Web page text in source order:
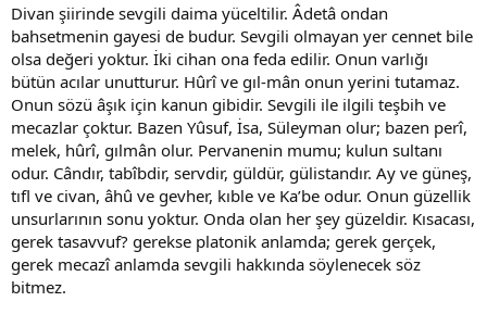
Divan şiirinde sevgili daima yüceltilir. Âdetâ ondan
bahsetmenin gayesi de budur. Sevgili olmayan yer cennet bile
olsa değeri yoktur. İki cihan ona feda edilir. Onun varlığı
bütün acılar unutturur. Hûrî ve gıl-mân onun yerini tutamaz.
Onun sözü âşık için kanun gibidir. Sevgili ile ilgili teşbih ve
mecazlar çoktur. Bazen Yûsuf, İsa, Süleyman olur; bazen perî,
melek, hûrî, gılmân olur. Pervanenin mumu; kulun sultanı
odur. Cândır, tabîbdir, servdir, güldür, gülistandır. Ay ve güneş,
tıfl ve civan, âhû ve gevher, kıble ve Ka’be odur. Onun güzellik
unsurlarının sonu yoktur. Onda olan her şey güzeldir. Kısacası,
gerek tasavvuf? gerekse platonik anlamda; gerek gerçek,
gerek mecazî anlamda sevgili hakkında söylenecek söz
bitmez.